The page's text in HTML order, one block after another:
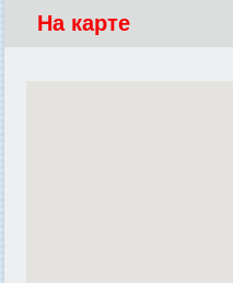
На карте